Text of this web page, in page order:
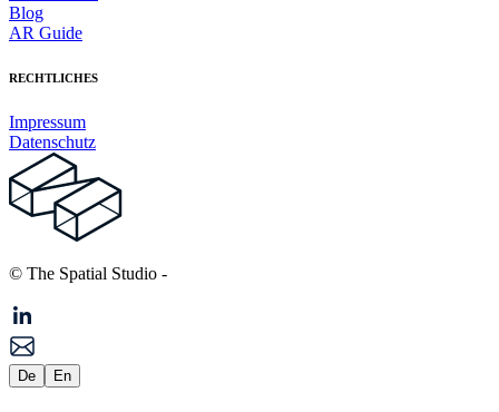
Blog
AR Guide
RECHTLICHES
Impressum
Datenschutz
© The Spatial Studio -
De En